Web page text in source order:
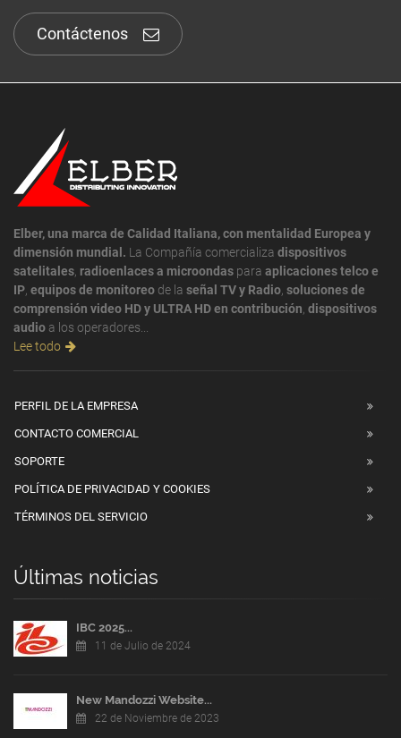
Contáctenos
Elber, una marca de Calidad Italiana, con mentalidad Europea y
dimensión mundial. La Compañía comercializa dispositivos
satelitales radioenlaces a microondas para aplicaciones telco e
IP equipos de monitoreo de la señal TV y Radio soluciones de
comprensión video HD y ULTRA HD en contribución dispositivos
audio a los operadores...
Lee todo
PERFIL DE LA EMPRESA
CONTACTO COMERCIAL
SOPORTE
POLÍTICA DE PRIVACIDAD Y COOKIES
TÉRMINOS DEL SERVICIO
Últimas noticias
IBC 2025...
11 de Julio de 2024
New Mandozzi Website...
22 de Noviembre de 2023